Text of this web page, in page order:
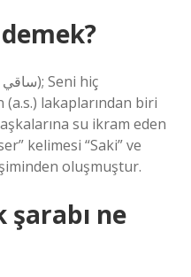
(a.s.) lakaplarından biri
su ikram eden
kelimesi “Saki” ve
oluşmuştur.
ne